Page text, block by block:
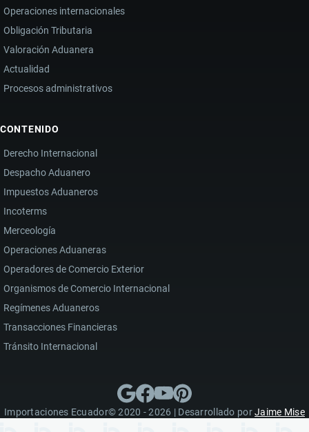
Operaciones internacionales
Obligación Tributaria
Valoración Aduanera
Actualidad
Procesos administrativos
CONTENIDO
Derecho Internacional
Despacho Aduanero
Impuestos Aduaneros
Incoterms
Merceología
Operaciones Aduaneras
Operadores de Comercio Exterior
Organismos de Comercio Internacional
Regímenes Aduaneros
Transacciones Financieras
Tránsito Internacional
Importaciones Ecuador© 2020 - 2026 | Desarrollado porJaime Mise